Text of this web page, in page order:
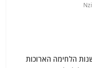
הלחימה הארוכות